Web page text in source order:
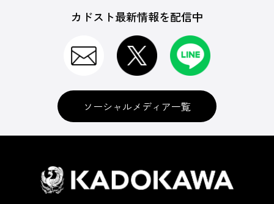
カドスト最新情報を配信中
ソーシャルメディア一覧